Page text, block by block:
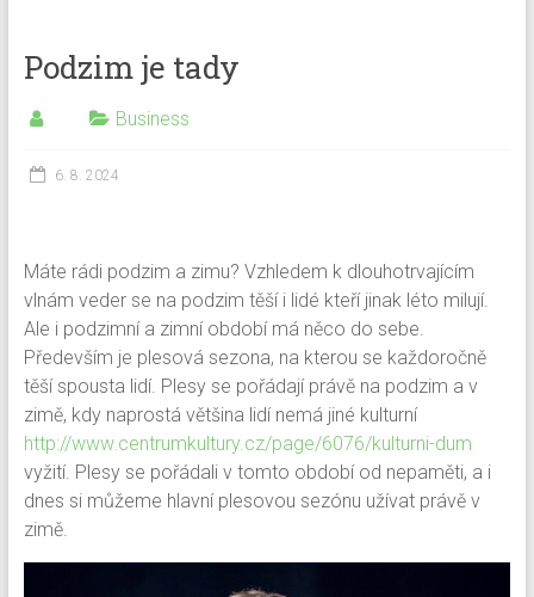
Podzim je tady
Business
6. 8. 2024
Máte rádi podzim a zimu? Vzhledem k dlouhotrvajícím
vlnám veder se na podzim těší i lidé kteří jinak léto milují.
Ale i podzimní a zimní období má něco do sebe.
Především je plesová sezona, na kterou se každoročně
těší spousta lidí. Plesy se pořádají právě na podzim a v
zimě, kdy naprostá většina lidí nemá jiné kulturní
http://www.centrumkultury.cz/page/6076/kulturni-dum
vyžití. Plesy se pořádali v tomto období od nepaměti, a i
dnes si můžeme hlavní plesovou sezónu užívat právě v
zimě.